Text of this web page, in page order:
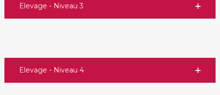
Elevage - Niveau 3
Elevage - Niveau 4